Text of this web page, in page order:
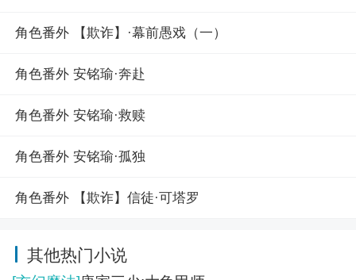
角色番外 【欺诈】·幕前愚戏（一）
角色番外 安铭瑜·奔赴
角色番外 安铭瑜·救赎
角色番外 安铭瑜·孤独
角色番外 【欺诈】信徒·可塔罗
其他热门小说